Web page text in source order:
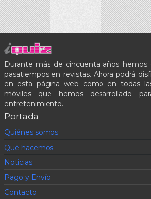
Durante más de cincuenta años hemos
pasatiempos en revistas. Ahora podrá
en esta página web como en todas
móviles que hemos desarrollado
entretenimiento.
Portada
Quiénes somos
Qué hacemos
Noticias
Pago y Envío
Contacto